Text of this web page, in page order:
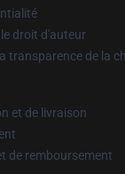
droit d'auteur
transparence de la
et de livraison
de remboursement